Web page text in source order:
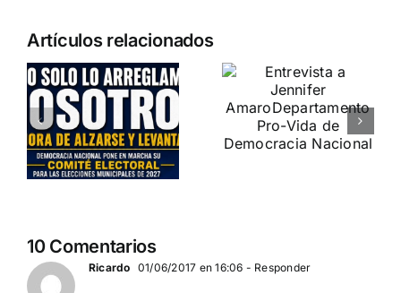
Artículos relacionados
Entrevista a
Jennifer
Amaro
Departamento Pro-Vida
de Democracia Nacional
Crónica
«Marcha SÍ
A LA VIDA»
DN ESTUVO PRESENTE
10 Comentarios
Ricardo 01/06/2017 en 16:06 - Responder